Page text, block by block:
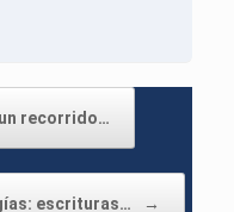
recorrido…
escrituras… →